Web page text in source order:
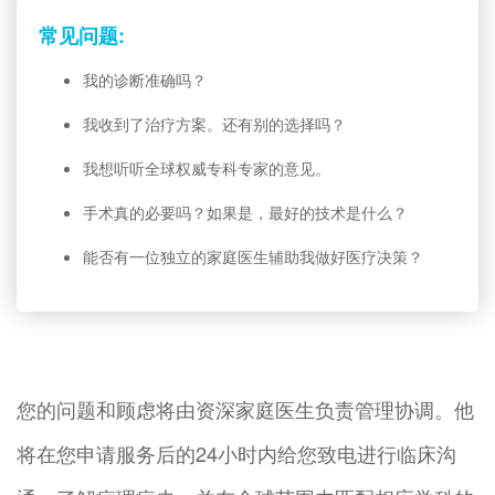
常见问题:
我的诊断准确吗？
我收到了治疗方案。还有别的选择吗？
我想听听全球权威专科专家的意见。
手术真的必要吗？如果是，最好的技术是什么？
能否有一位独立的家庭医生辅助我做好医疗决策？
您的问题和顾虑将由资深家庭医生负责管理协调。他
将在您申请服务后的24小时内给您致电进行临床沟